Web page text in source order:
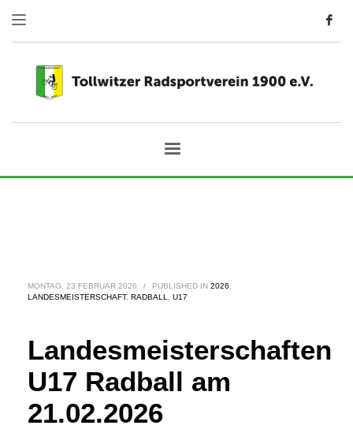
MONTAG, 23 FEBRUAR 2026 / PUBLISHED IN 2026
LANDESMEISTERSCHAFT, RADBALL U17
Landesmeisterschaften
U17 Radball am
21.02.2026